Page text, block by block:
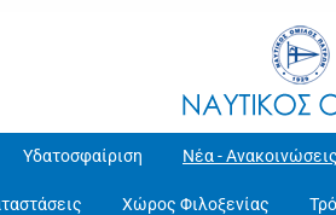
Υδατοσφαίριση Νέα -
Χώρος Φιλοξενίας